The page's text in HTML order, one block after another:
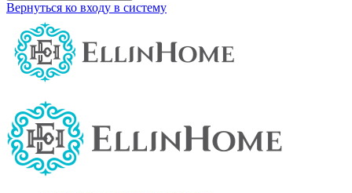
Вернуться ко входу в систему